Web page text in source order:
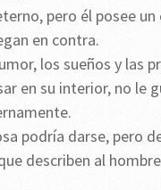
pero él posee
en contra.
los sueños y las
en su interior, no le
podría darse, pero
describen al